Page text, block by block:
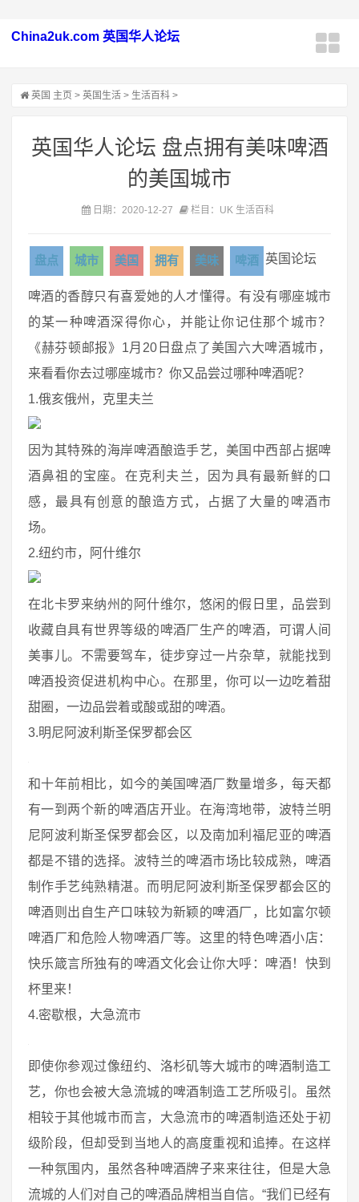
China2uk.com 英国华人论坛
英国 主页 > 英国生活 > 生活百科 >
英国华人论坛 盘点拥有美味啤酒
的美国城市
日期：2020-12-27 栏目：UK 生活百科
盘点 城市 美国 拥有 美味 啤酒 英国论坛
啤酒的香醇只有喜爱她的人才懂得。有没有哪座城市
的某一种啤酒深得你心，并能让你记住那个城市？
《赫芬顿邮报》1月20日盘点了美国六大啤酒城市，
来看看你去过哪座城市？你又品尝过哪种啤酒呢？
1.俄亥俄州，克里夫兰
因为其特殊的海岸啤酒酿造手艺，美国中西部占据啤
酒鼻祖的宝座。在克利夫兰，因为具有最新鲜的口
感，最具有创意的酿造方式，占据了大量的啤酒市
场。
2.纽约市，阿什维尔
在北卡罗来纳州的阿什维尔，悠闲的假日里，品尝到
收藏自具有世界等级的啤酒厂生产的啤酒，可谓人间
美事儿。不需要驾车，徒步穿过一片杂草，就能找到
啤酒投资促进机构中心。在那里，你可以一边吃着甜
甜圈，一边品尝着或酸或甜的啤酒。
3.明尼阿波利斯圣保罗都会区
和十年前相比，如今的美国啤酒厂数量增多，每天都
有一到两个新的啤酒店开业。在海湾地带，波特兰明
尼阿波利斯圣保罗都会区，以及南加利福尼亚的啤酒
都是不错的选择。波特兰的啤酒市场比较成熟，啤酒
制作手艺纯熟精湛。而明尼阿波利斯圣保罗都会区的
啤酒则出自生产口味较为新颖的啤酒厂，比如富尔顿
啤酒厂和危险人物啤酒厂等。这里的特色啤酒小店：
快乐箴言所独有的啤酒文化会让你大呼：啤酒！快到
杯里来！
4.密歇根，大急流市
即使你参观过像纽约、洛杉矶等大城市的啤酒制造工
艺，你也会被大急流城的啤酒制造工艺所吸引。虽然
相较于其他城市而言，大急流市的啤酒制造还处于初
级阶段，但却受到当地人的高度重视和追捧。在这样
一种氛围内，虽然各种啤酒牌子来来往往，但是大急
流城的人们对自己的啤酒品牌相当自信。“我们已经有